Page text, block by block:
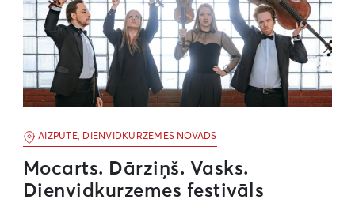
AIZPUTE, DIENVIDKURZEMES NOVADS
Mocarts. Dārziņš. Vasks.
Dienvidkurzemes festivāls